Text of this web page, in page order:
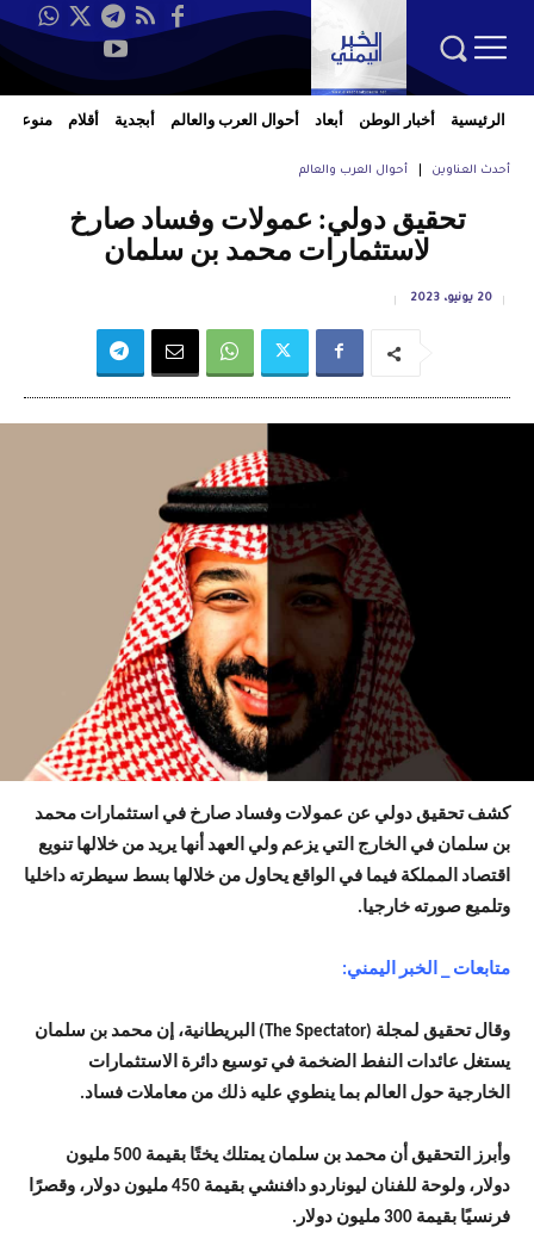
الرئيسية أخبار الوطن أبعاد أحوال العرب والعالم أبجدية أقلام منوعات
أحدث العناوين أحوال العرب والعالم
تحقيق دولي: عمولات وفساد صارخ
لاستثمارات محمد بن سلمان
20 يونيو، 2023
كشف تحقيق دولي عن عمولات وفساد صارخ في استثمارات محمد
بن سلمان في الخارج التي يزعم ولي العهد أنها يريد من خلالها تنويع
اقتصاد المملكة فيما في الواقع يحاول من خلالها بسط سيطرته داخليا
وتلميع صورته خارجيا.
متابعات _ الخبر اليمني:
وقال تحقيق لمجلة (The Spectator) البريطانية، إن محمد بن سلمان
يستغل عائدات النفط الضخمة في توسيع دائرة الاستثمارات
الخارجية حول العالم بما ينطوي عليه ذلك من معاملات فساد.
وأبرز التحقيق أن محمد بن سلمان يمتلك يختًا بقيمة 500 مليون
دولار، ولوحة للفنان ليوناردو دافنشي بقيمة 450 مليون دولار، وقصرًا
فرنسيًا بقيمة 300 مليون دولار.